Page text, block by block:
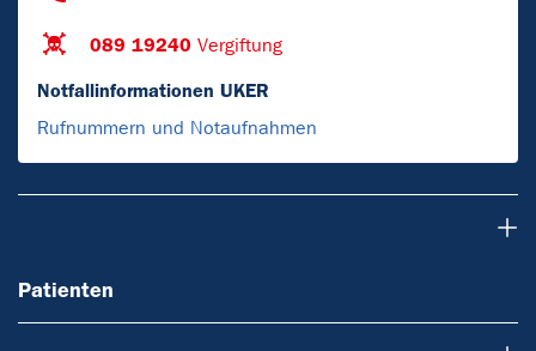
089 19240 Vergiftung
Notfallinformationen UKER
Rufnummern und Notaufnahmen
Patienten